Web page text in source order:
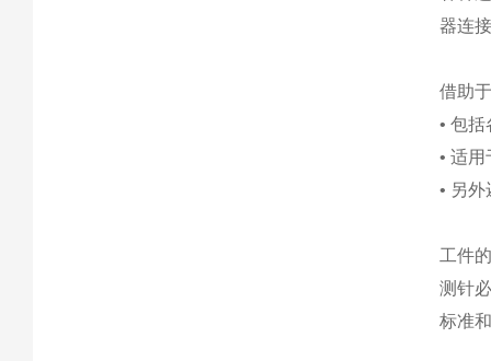
器连
借助
• 包
• 适
• 另
工件
测针
标准